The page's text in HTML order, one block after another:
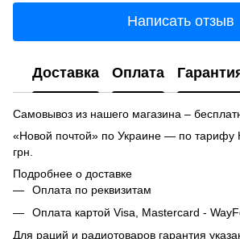
Написать отзыв
Доставка Оплата
Самовывоз из нашего магазина –
«Новой почтой» по Украине — по
грн.
Подробнее о доставке
Оплата по реквизитам
Оплата картой Visa, Mastercard -
Для раций и радиотоваров гарантия